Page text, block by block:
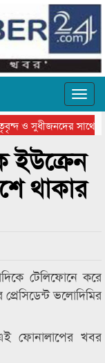
ও সুধীজনদের সাথে
থিয়েটার ফেডারেশানের
ইউক্রেন
থাকার
টেলিফোনে করে
ভলোদিমির
ফোনালাপের খবর